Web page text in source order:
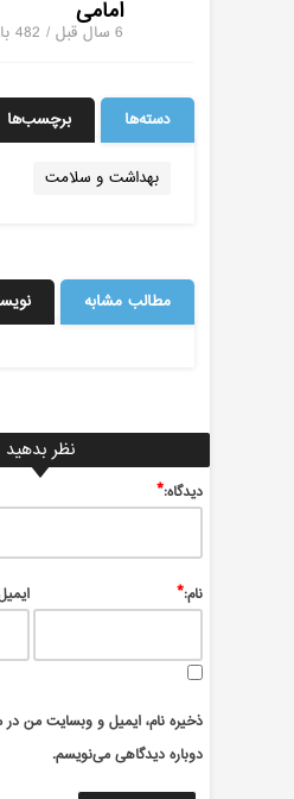
امامی
6 سال قبل / 482
دسته‌ها برچسب‌ها
بهداشت و سلامت
مطالب مشابه
نظر بدهید
ديدگاه:*
نام:*
ذخیره نام، ایمیل و وبسایت من در
دوباره دیدگاهی می‌نویسم.